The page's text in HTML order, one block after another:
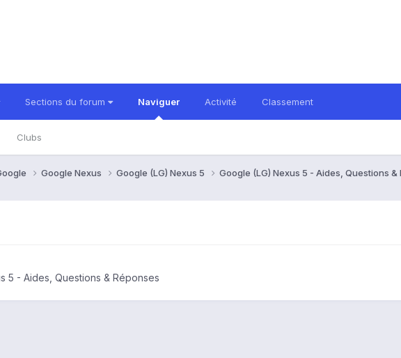
Sections du forum Naviguer
Clubs
Activité Classement
Google Nexus Google (LG) Nexus 5 Google (LG) Nexus 5 - Aides, Questions
5 - Aides, Questions & Réponses